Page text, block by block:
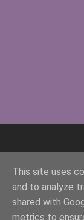
This site uses
and to analyze
shared with
metrics to